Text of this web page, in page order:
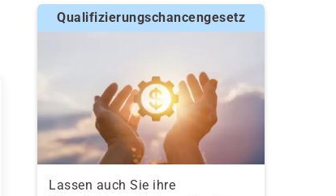
Qualifizierungschancengesetz
Lassen auch Sie ihre